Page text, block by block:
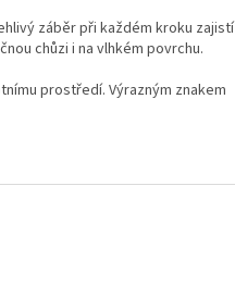
záběr při každém kroku zajistí
chůzi i na vlhkém povrchu.
prostředí. Výrazným znakem